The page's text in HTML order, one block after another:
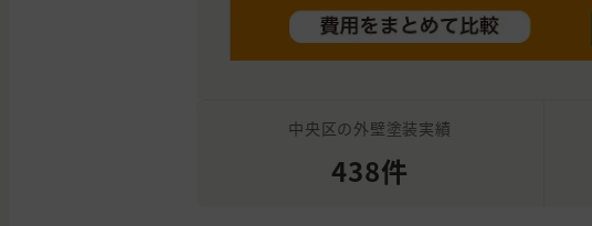
中央区の外壁塗装実績
438件